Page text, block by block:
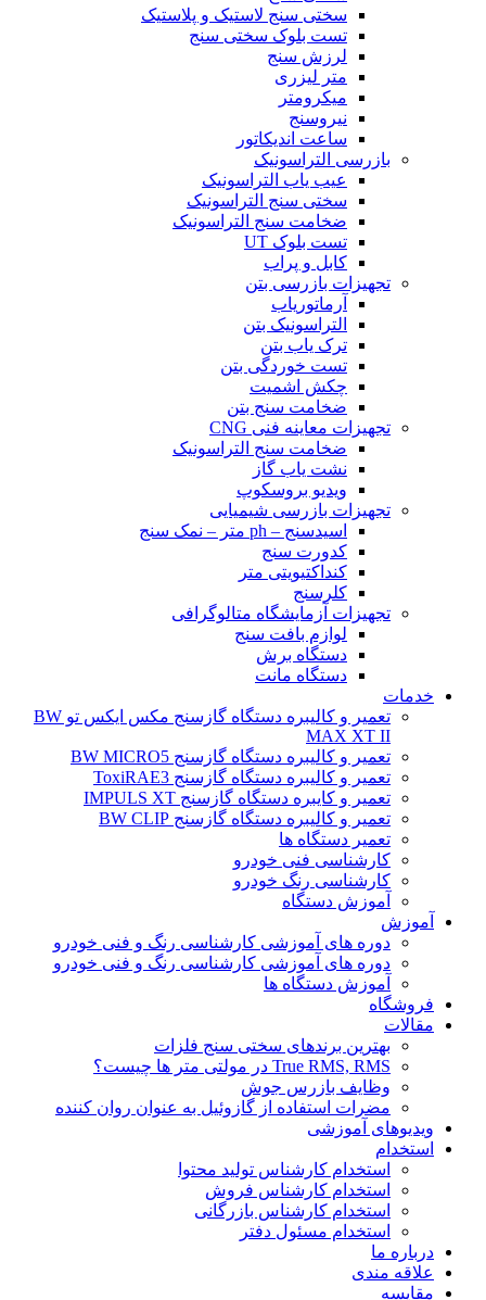
سختی سنج لاستیک و پلاستیک
تست بلوک سختی سنج
لرزش سنج
متر لیزری
میکرومتر
نیروسنج
ساعت اندیکاتور
بازرسی التراسونیک
عیب یاب التراسونیک
سختی سنج التراسونیک
ضخامت سنج التراسونیک
تست بلوک UT
کابل و پراب
تجهیزات بازرسی بتن
آرماتوریاب
التراسونیک بتن
ترک یاب بتن
تست خوردگی بتن
چکش اشمیت
ضخامت سنج بتن
تجهیزات معاینه فنی CNG
ضخامت سنج التراسونیک
نشت یاب گاز
ویدیو بروسکوپ
تجهیزات بازرسی شیمیایی
اسیدسنج – ph متر – نمک سنج
کدورت سنج
کنداکتیویتی متر
کلرسنج
تجهیزات آزمایشگاه متالوگرافی
لوازم بافت سنج
دستگاه برش
دستگاه مانت
خدمات
تعمیر و کالیبره دستگاه گازسنج مکس ایکس تو BW
MAX XT II
تعمیر و کالیبره دستگاه گازسنج BW MICRO5
تعمیر و کالیبره دستگاه گازسنج ToxiRAE3
تعمیر و کایبره دستگاه گازسنج IMPULS XT
تعمیر و کالیبره دستگاه گازسنج BW CLIP
تعمیر دستگاه ها
کارشناسی فنی خودرو
کارشناسی رنگ خودرو
آموزش دستگاه
آموزش
دوره های آموزشی کارشناسی رنگ و فنی خودرو
دوره های آموزشی کارشناسی رنگ و فنی خودرو
آموزش دستگاه ها
فروشگاه
مقالات
بهترین برندهای سختی سنج فلزات
True RMS, RMS در مولتی متر ها چیست؟
وظایف بازرس جوش
مضرات استفاده از گازوئیل به عنوان روان کننده
ویدیوهای آموزشی
استخدام
استخدام کارشناس تولید محتوا
استخدام کارشناس فروش
استخدام کارشناس بازرگانی
استخدام مسئول دفتر
درباره ما
علاقه مندی
مقایسه